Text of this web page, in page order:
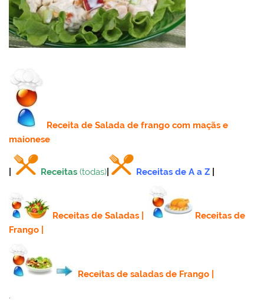
Receitade Salada de frango com maçãs e
maionese
Receitas (todas) Receitas de A a Z
Receitas de Saladas
Receitas de
Frango
Receitas de saladas de Frango
.